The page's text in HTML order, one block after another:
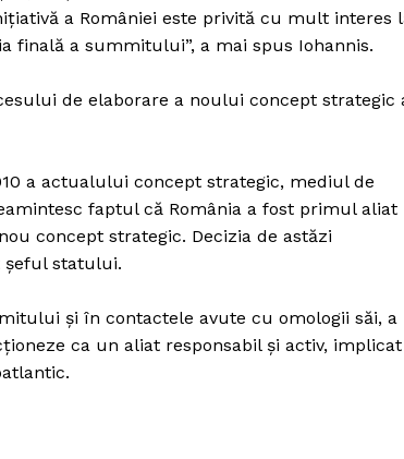
Despre noi / Echipa
a României este privită cu mult interes
finală a summitului”, a mai spus Iohannis.
de elaborare a noului concept strategic
a actualului concept strategic, mediul de
faptul că România a fost primul aliat
concept strategic. Decizia de astăzi
șeful statului.
şi în contactele avute cu omologii săi, a
ca un aliat responsabil şi activ, implicat